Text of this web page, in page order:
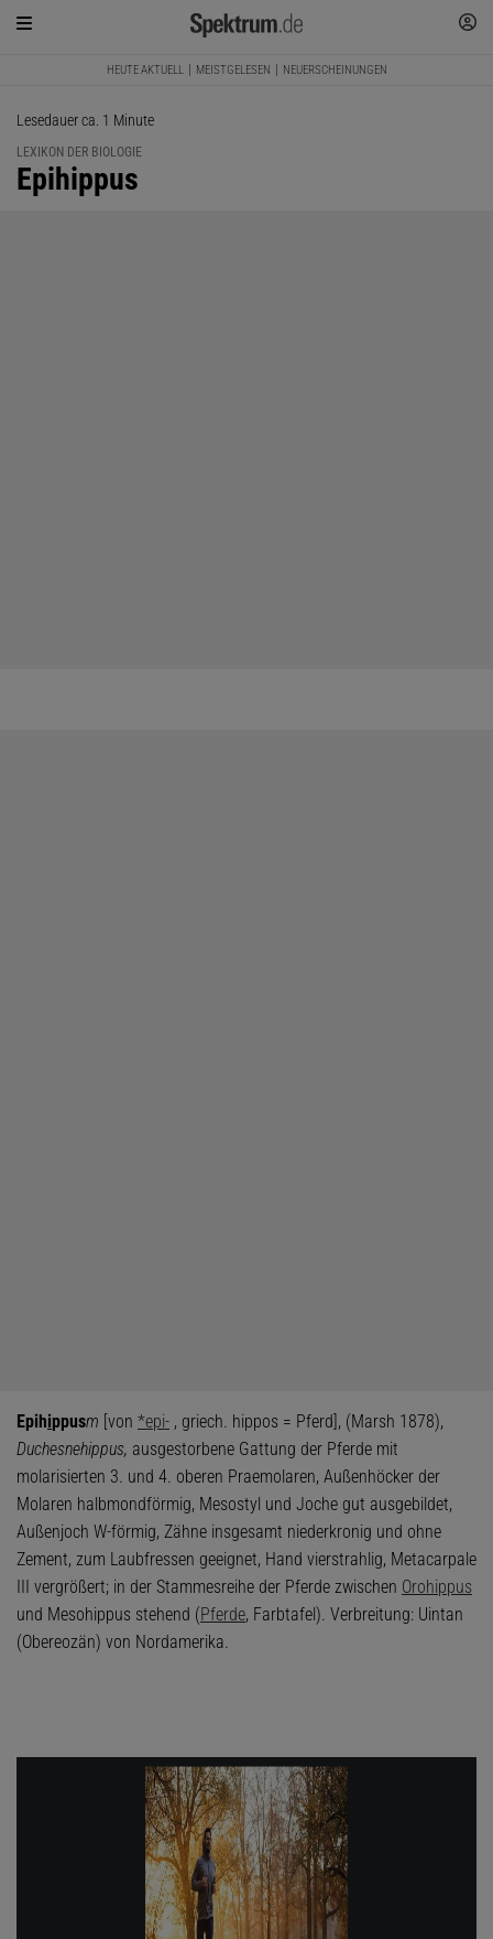
HEUTE AKTUELL MEISTGELESEN NEUERSCHEINUNGEN
Lesedauer ca. 1 Minute
LEXIKON DER BIOLOGIE
:
Epihippus
Epihippusm [von *epi- , griech. hippos = Pferd], (Marsh 1878),
Duchesnehippus, ausgestorbene Gattung der Pferde mit
molarisierten 3. und 4. oberen Praemolaren, Außenhöcker der
Molaren halbmondförmig, Mesostyl und Joche gut ausgebildet,
Außenjoch W-förmig, Zähne insgesamt niederkronig und ohne
Zement, zum Laubfressen geeignet, Hand vierstrahlig, Metacarpale
III vergrößert; in der Stammesreihe der Pferde zwischen Orohippus
und Mesohippus stehend (Pferde, Farbtafel). Verbreitung: Uintan
(Obereozän) von Nordamerika.